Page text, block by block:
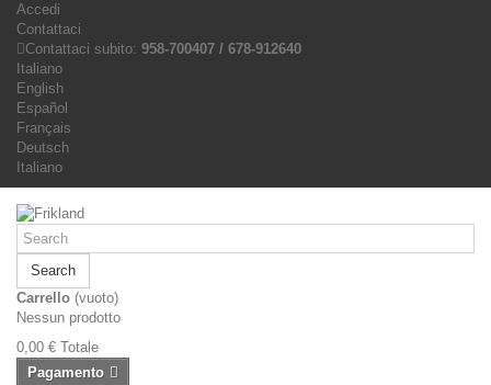
Accedi
Contattaci
Contattaci subito: 958-700407 / 678-912640
Italiano
English
Español
Français
Deutsch
Italiano
Search
Carrello (vuoto)
Nessun prodotto
0,00 € Totale
Pagamento